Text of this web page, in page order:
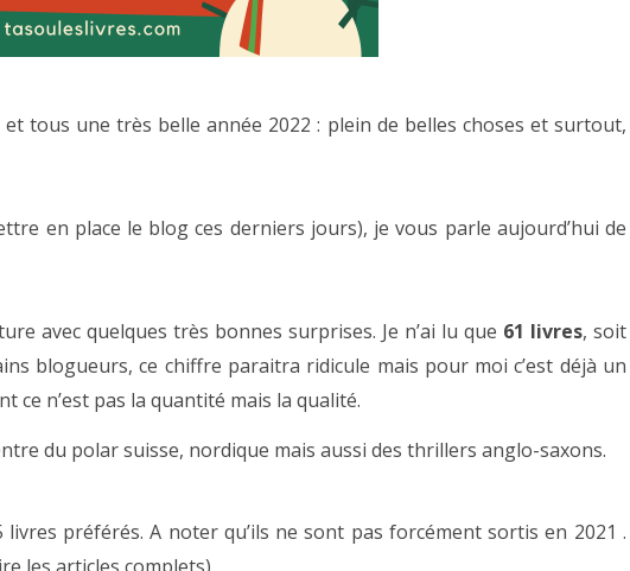
tous une très belle année 2022 : plein de belles choses et surtout,
en place le blog ces derniers jours), je vous parle aujourd’hui de
avec quelques très bonnes surprises. Je n’ai lu que 61 livres, soit
blogueurs, ce chiffre paraitra ridicule mais pour moi c’est déjà un
ce n’est pas la quantité mais la qualité.
du polar suisse, nordique mais aussi des thrillers anglo-saxons.
livres préférés. A noter qu’ils ne sont pas forcément sortis en 2021 .